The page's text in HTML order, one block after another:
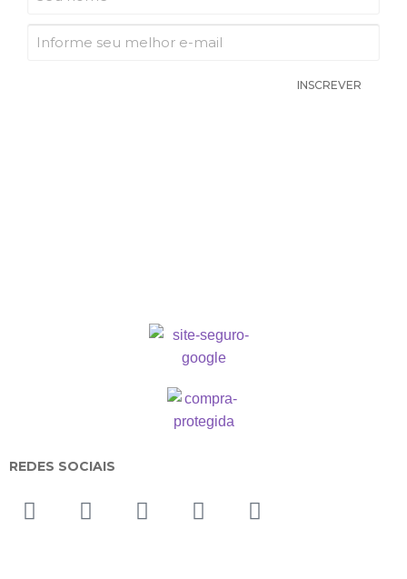
INSCREVER
REDES SOCIAIS